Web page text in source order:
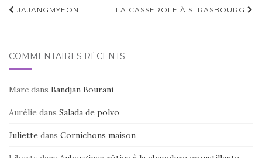
Navigation
JAJANGMYEON LA CASSEROLE À STRASBOURG
COMMENTAIRES RÉCENTS
Marc dans Bandjan Bourani
Aurélie dans Salada de polvo
Juliette dans Cornichons maison